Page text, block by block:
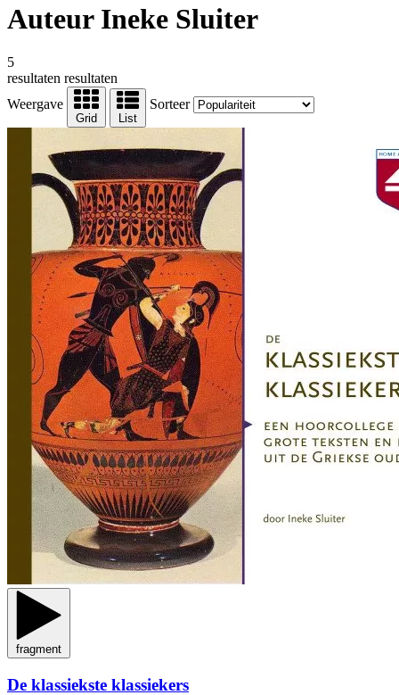
Auteur Ineke Sluiter
5
resultaten resultaten
Weergave
Grid List
Sorteer
fragment
De klassiekste klassiekers